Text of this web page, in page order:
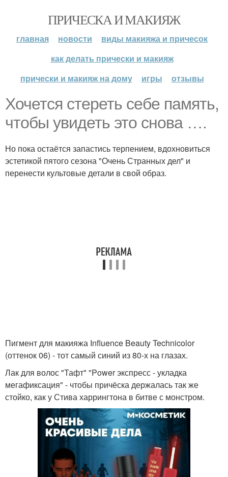
ПРИЧЕСКА И МАКИЯЖ
главная новости
виды макияжа и причесок
как делать прически и макияж
прически и макияж на дому
игры отзывы
Хочется стереть себе память,
чтобы увидеть это снова ….
Но пока остаётся запастись терпением, вдохновиться
эстетикой пятого сезона "Очень Странных дел" и
перенести культовые детали в свой образ.
Пигмент для макияжа Influence Beauty Technicolor
(оттенок 06) - тот самый синий из 80-х на глазах.
Лак для волос "Тафт" "Power экспресс - укладка
мегафиксация" - чтобы причёска держалась так же
стойко, как у Стива харрингтона в битве с монстром.